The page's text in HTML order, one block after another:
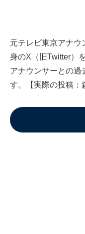
元テレビ東京アナウ
身のX（旧Twitter）
アナウンサーとの過
す。【実際の投稿：